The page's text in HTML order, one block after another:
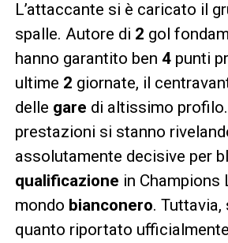
L’attaccante si è caricato il
spalle. Autore di 2 gol
hanno garantito ben 4punti
ultime 2 giornate, il
delle gare di altissimo
prestazioni si stanno
assolutamente decisive per
qualificazione in Champions
mondo bianconero. Tuttavia,
quanto riportato ufficialmente